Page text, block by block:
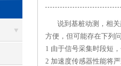
说到基桩动测，相关
方便，但可能存在下列
1 由于信号采集时段短
2 加速度传感器性能将